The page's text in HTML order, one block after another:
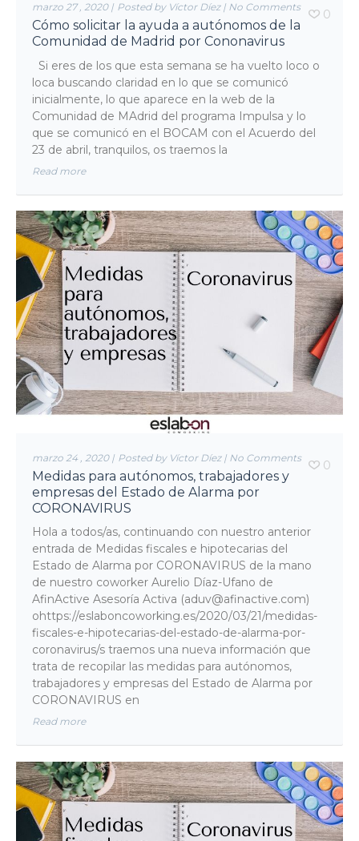
marzo 27 , 2020| Posted by Víctor Díez| No Comments
Cómo solicitar la ayuda a autónomos de la
Comunidad de Madrid por Cononavirus
Si eres de los que esta semana se ha vuelto loco o
loca buscando claridad en lo que se comunicó
inicialmente, lo que aparece en la web de la
Comunidad de MAdrid del programa Impulsa y lo
que se comunicó en el BOCAM con el Acuerdo del
23 de abril, tranquilos, os traemos la
Read more
0
marzo 24 , 2020| Posted by Víctor Díez| No Comments
Medidas para autónomos, trabajadores y
empresas del Estado de Alarma por
CORONAVIRUS
Hola a todos/as, continuando con nuestro anterior
entrada de Medidas fiscales e hipotecarias del
Estado de Alarma por CORONAVIRUS de la mano
de nuestro coworker Aurelio Díaz-Ufano de
AfinActive Asesoría Activa (aduv@afinactive.com)
ohttps://eslaboncoworking.es/2020/03/21/medidas-
fiscales-e-hipotecarias-del-estado-de-alarma-por-
coronavirus/s traemos una nueva información que
trata de recopilar las medidas para autónomos,
trabajadores y empresas del Estado de Alarma por
CORONAVIRUS en
Read more
0